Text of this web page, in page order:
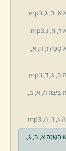
ב, ג,.
mp3
ה, ו,.
mp3
ח, א,.
ג, ד,.
mp3
א, ב,.
ד, ה,.
mp3
ב, ג,.